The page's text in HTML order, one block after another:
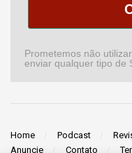
Prometemos não
enviar qualquer tipo de
Home Podcast
Anuncie
Contato